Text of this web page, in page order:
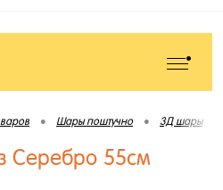
• Шары поштучно • 3Д шары
Серебро 55см